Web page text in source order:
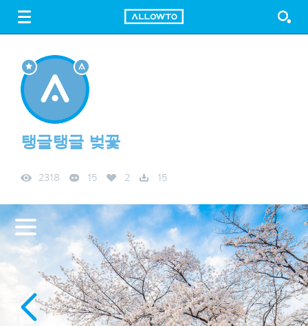
FREE DOWNLOAD
탱글탱글 벚꽃
2318 15 2 15